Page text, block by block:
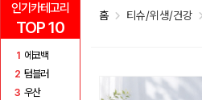
인기카테고리
TOP 10
1 에코백
2 텀블러
3 우산
홈 티슈/위생/건강